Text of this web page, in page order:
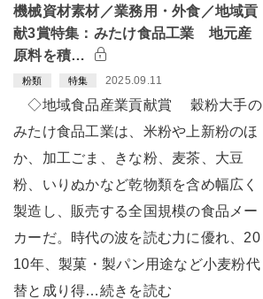
機械資材素材／業務用・外食／地域貢
献3賞特集：みたけ食品工業 地元産
原料を積…
粉類 特集 2025.09.11
◇地域食品産業貢献賞 穀粉大手の
みたけ食品工業は、米粉や上新粉のほ
か、加工ごま、きな粉、麦茶、大豆
粉、いりぬかなど乾物類を含め幅広く
製造し、販売する全国規模の食品メー
カーだ。時代の波を読む力に優れ、20
10年、製菓・製パン用途など小麦粉代
替と成り得…続きを読む